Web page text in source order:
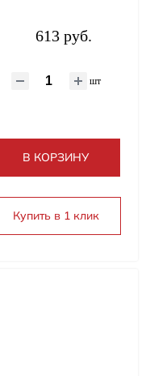
613 руб.
шт
В КОРЗИНУ
Купить в 1 клик